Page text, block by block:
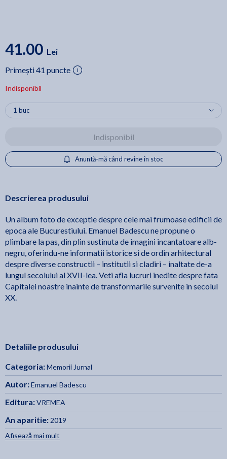
41.00 Lei
Primești 41 puncte
Indisponibil
Indisponibil
Anuntă-mă când revine în stoc
Descrierea produsului
Un album foto de exceptie despre cele mai frumoase edificii de
epoca ale Bucurestiului. Emanuel Badescu ne propune o
plimbare la pas, din plin sustinuta de imagini incantatoare alb-
negru, oferindu-ne informatii istorice si de ordin arhitectural
despre diverse constructii – institutii si cladiri – inaltate de-a
lungul secolului al XVII-lea. Veti afla lucruri inedite despre fata
Capitalei noastre inainte de transformarile survenite in secolul
XX.
Detaliile produsului
Categoria:Memorii Jurnal
Autor:Emanuel Badescu
Editura:VREMEA
An aparitie: 2019
Afisează mai mult